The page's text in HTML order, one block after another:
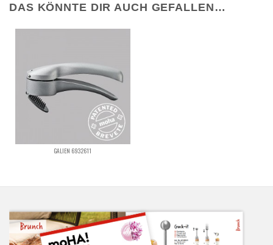
DAS KÖNNTE DIR AUCH GEFALLEN…
GALIEN 6932611